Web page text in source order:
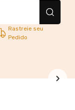
Rastreie seu
Pedido